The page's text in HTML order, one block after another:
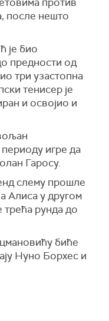
после нешто
је био
предности од
три узастопна
тенисер је
и освојио и
игре да
Гаросу.
слему прошле
Алиса у другом
трећа рунда до
биће
Нуно Борхес и